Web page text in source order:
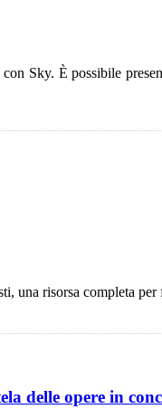
Sky. È possibile
una risorsa completa
delle opere in